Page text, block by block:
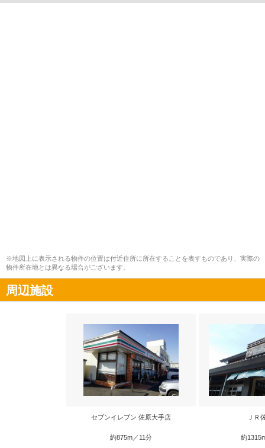
※地図上に表示される物件の位置は付近住所に所在することを表すものであり、実際の
物件所在地とは異なる場合がございます。
周辺施設
セブンイレブン 佐原大手店
約875m／11分
ＪＲ
約